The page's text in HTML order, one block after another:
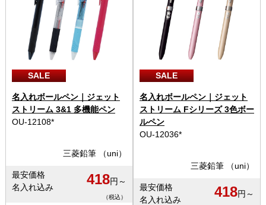
SALE
名入れボールペン｜ジェット
ストリーム 3&1 多機能ペン
OU-12108*
三菱鉛筆 （uni）
最安価格
名入れ込み
418円～
（税込）
SALE
名入れボールペン｜ジェット
ストリーム Fシリーズ 3色ボー
ルペン
OU-12036*
三菱鉛筆 （uni）
最安価格
名入れ込み
418円～